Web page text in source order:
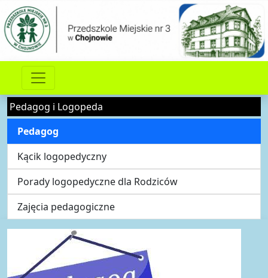
Pedagog i Logopeda
Pedagog
Kącik logopedyczny
Porady logopedyczne dla Rodziców
Zajęcia pedagogiczne